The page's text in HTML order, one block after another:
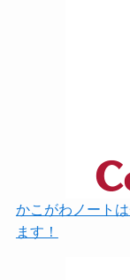
かこがわノート
ます！